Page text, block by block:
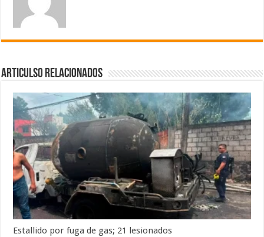
Articulso Relacionados
Estallido por fuga de gas; 21 lesionados